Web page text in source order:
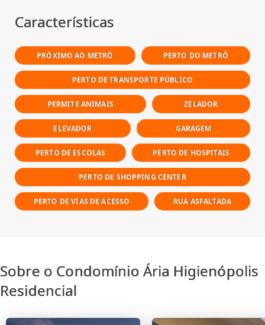
Características
PRÓXIMO AO METRÔ PERTO DO METRÔ
PERTO DE TRANSPORTE PÚBLICO
PERMITE ANIMAIS ZELADOR
ELEVADOR GARAGEM
PERTO DE ESCOLAS PERTO DE HOSPITAIS
PERTO DE SHOPPING CENTER
PERTO DE VIAS DE ACESSO RUA ASFALTADA
Sobre o Condomínio Ária Higienópolis
Residencial